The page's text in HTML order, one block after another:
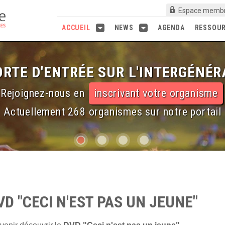
Espace
AGENDA
NEWS
ACCUEIL
D'ENTRÉE SUR
Rejoignez-nous en inscrivant votre organisme
Actuellement 268 organismes sur notre portail
LES RESSOURCES DE
214 expériences et 187 outils
"CECI N'EST PAS UN JEUNE"